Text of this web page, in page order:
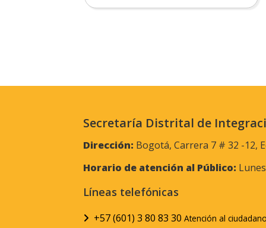
Secretaría Distrital de
Dirección: Bogotá, Carrera 7 # 32 -12,
Horario de atención al Público:
Líneas telefónicas
+57 (601) 3 80 83 30 Atención al